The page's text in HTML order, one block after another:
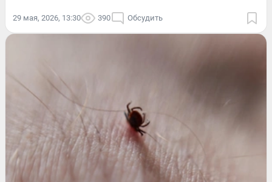
29 мая, 2026, 13:30 390 Обсудить